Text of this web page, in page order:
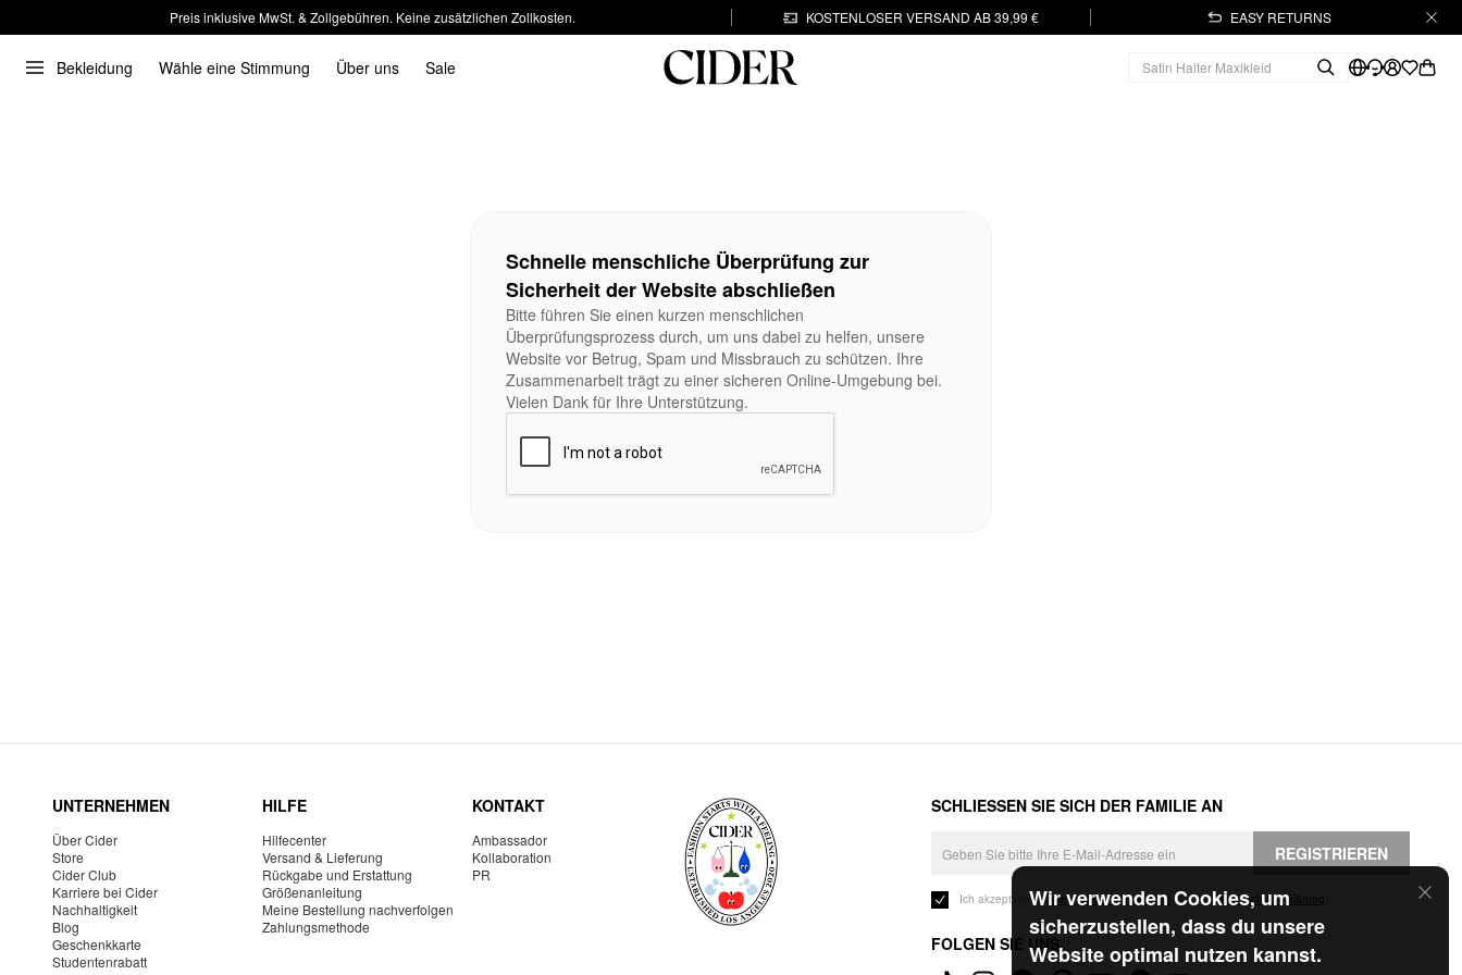
Preis inklusive MwSt. & Zollgebühren. Keine zusätzlichen Zollkosten. KOSTENLOSER VERSAND AB 39,99 € EASY RETURNS
Bekleidung Wähle eine Stimmung Über uns Sale
Wir verwenden Cookies, um
sicherzustellen, dass du unsere
Website optimal nutzen kannst.
Schnelle menschliche Überprüfung zur
Sicherheit der Website abschließen
Bitte führen Sie einen kurzen menschlichen
Überprüfungsprozess durch, um uns dabei zu helfen, unsere
Website vor Betrug, Spam und Missbrauch zu schützen. Ihre
Zusammenarbeit trägt zu einer sicheren Online-Umgebung bei.
Vielen Dank für Ihre Unterstützung.
UNTERNEHMEN
Über Cider
Store
Cider Club
Karriere bei Cider
Nachhaltigkeit
Blog
Geschenkkarte
Studentenrabatt
HILFE
Hilfecenter
Versand & Lieferung
Rückgabe und Erstattung
Größenanleitung
Meine Bestellung nachverfolgen
Zahlungsmethode
KONTAKT
Ambassador
Kollaboration
PR
SCHLIESSEN SIE SICH DER FAMILIE AN
REGISTRIEREN
Ich akzeptiere dieGeschäftsbedingungen und die Datenschutzerklärung
FOLGEN SIE UNS